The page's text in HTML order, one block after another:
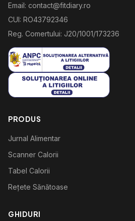
Email: contact@fitdiary.ro
CUI: RO43792346
Reg. Comertului: J20/1001/173236
PRODUS
Jurnal Alimentar
Scanner Calorii
Tabel Calorii
Rețete Sănătoase
GHIDURI